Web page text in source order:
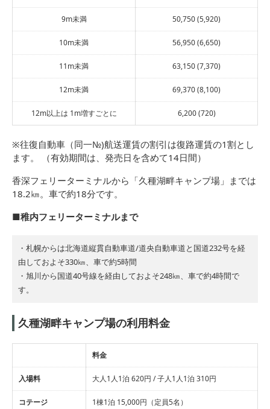
9m未満 50,750 (5,920)
10m未満 56,950 (6,650)
11m未満 63,150 (7,370)
12m未満 69,370 (8,100)
12m以上は 1m増すごとに 6,200 (720)
※往復自動車（同一№)航送運賃の割引は復路運賃の1割とし
ます。 （有効期間は、発売日を含めて14日間）
香深フェリーターミナルから「久種湖畔キャンプ場」までは
18.2㎞。車で約18分です。
■稚内フェリーターミナルまで
・札幌からは北海道縦貫自動車道/道央自動車道と国道232号を経
由しておよそ330㎞、車で約5時間
・旭川から国道40号線を経由しておよそ248㎞、車で約4時間で
す。
久種湖畔キャンプ場の利用料金
料金
入場料 大人1人1泊 620円 / 子人1人1泊 310円
コテージ 1棟1泊 15,000円（定員5名）